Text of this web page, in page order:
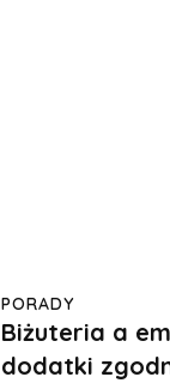
PORADY
Biżuteria a
dodatki